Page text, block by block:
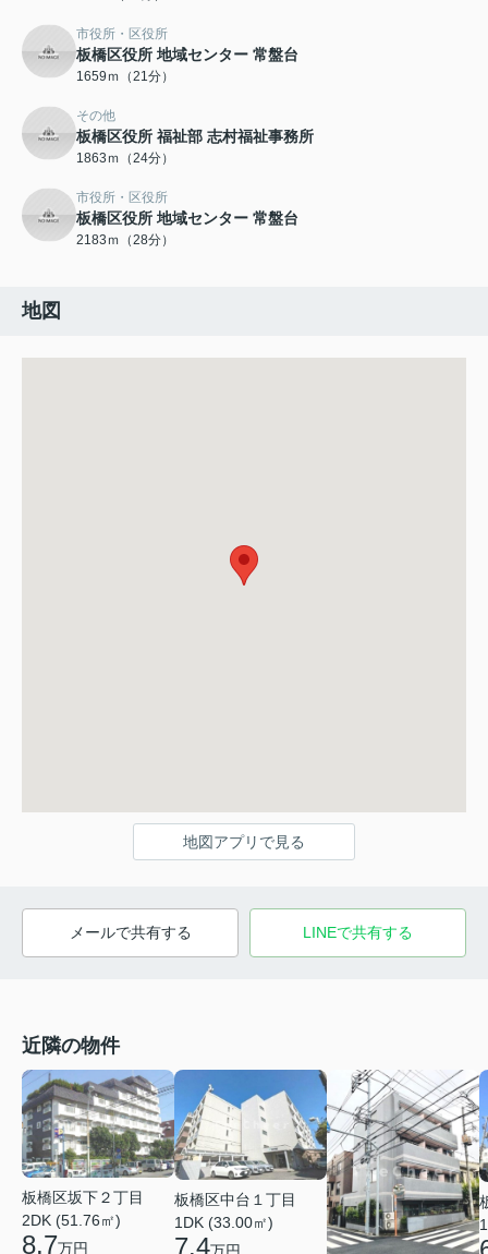
市役所・区役所
板橋区役所 地域センター 常盤台
1659ｍ（21分）
その他
板橋区役所 福祉部 志村福祉事務所
1863ｍ（24分）
市役所・区役所
板橋区役所 地域センター 常盤台
2183ｍ（28分）
地図
地図アプリで見る
メールで共有する LINEで共有する
近隣の物件
板橋区坂下２丁目
2DK (51.76㎡)
8.7万円
板橋区中台１丁目
1DK (33.00㎡)
7.4